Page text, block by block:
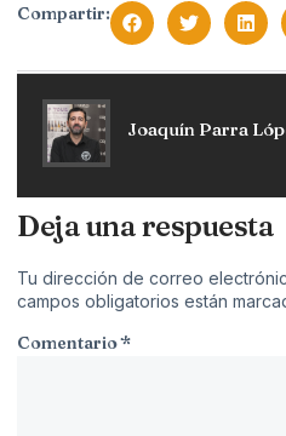
Compartir:
Joaquín Parra
Deja una respuesta
Tu dirección de correo
campos obligatorios están
Comentario*